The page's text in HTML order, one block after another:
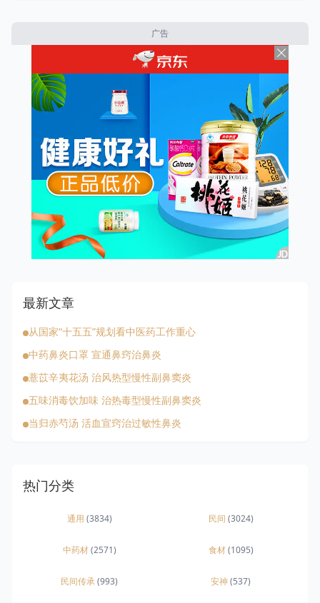
广告
最新文章
从国家“十五五”规划看中医药工作重心
中药鼻炎口罩 宣通鼻窍治鼻炎
薏苡辛夷花汤 治风热型慢性副鼻窦炎
五味消毒饮加味 治热毒型慢性副鼻窦炎
当归赤芍汤 活血宣窍治过敏性鼻炎
热门分类
通用 (3834) 民间 (3024)
中药材(2571) 食材(1095)
民间传承(993) 安神(537)